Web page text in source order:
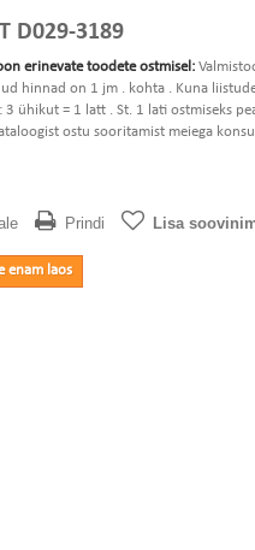
D029-3189
erinevate toodete ostmisel:
hinnad on 1 jm . kohta . Kuna
3 ühikut = 1 latt . St. 1 lati ostmiseks
ostu sooritamist meiega
Prindi Lisa
enam laos